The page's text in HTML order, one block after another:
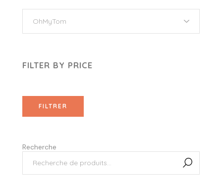
FILTER BY PRICE
FILTRER
Recherche